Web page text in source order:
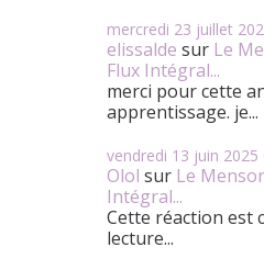
mercredi 23 juillet
elissalde sur Le
Flux Intégral...
merci pour cette
apprentissage. je...
vendredi 13 juin 2025
Olol sur Le
Intégral...
Cette réaction est
lecture...